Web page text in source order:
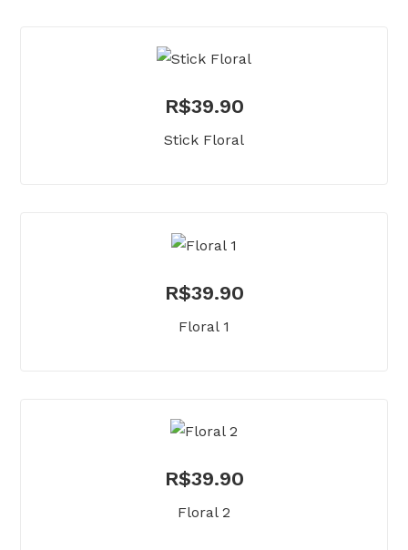
R$39.90
Stick Floral
R$39.90
Floral 1
R$39.90
Floral 2